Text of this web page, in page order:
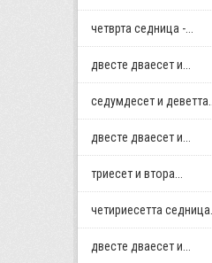
четврта седница -...
двестe дваесет и...
седумдесет и деветта...
двестe дваесет и...
триесет и втора...
четириесетта седница...
двестe дваесет и...